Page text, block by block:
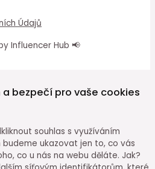
Údajů
Influencer Hub 📢
bezpečí pro vaše cookies
souhlas s využíváním
ukazovat jen to, co vás
co u nás na webu děláte. Jak?